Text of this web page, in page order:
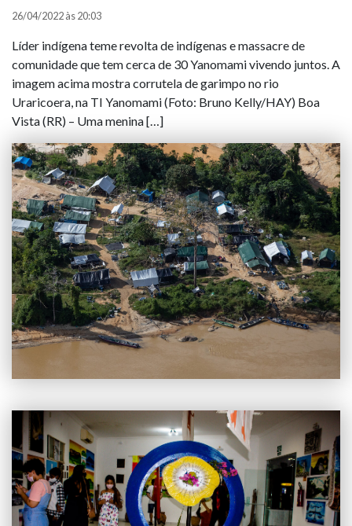
26/04/2022 às 20:03
Líder indígena teme revolta de indígenas e massacre de
comunidade que tem cerca de 30 Yanomami vivendo juntos. A
imagem acima mostra corrutela de garimpo no rio
Uraricoera, na TI Yanomami (Foto: Bruno Kelly/HAY) Boa
Vista (RR) – Uma menina […]